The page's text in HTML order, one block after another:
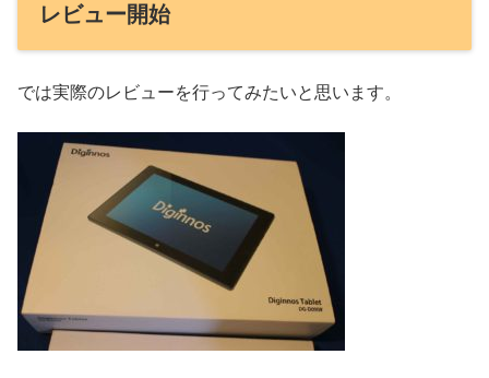
レビュー開始
では実際のレビューを行ってみたいと思います。